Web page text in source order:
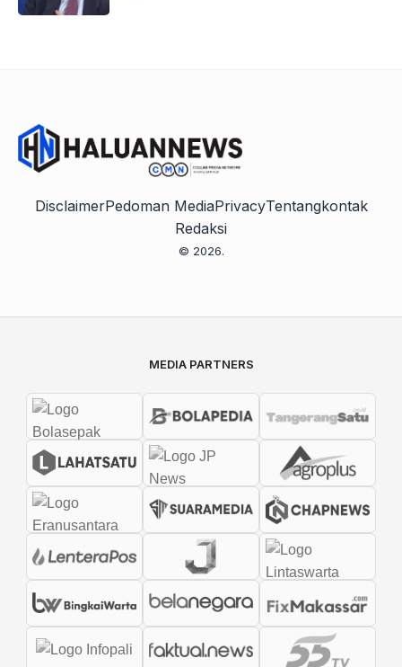
DisclaimerPedoman MediaPrivacyTentangkontak
Redaksi
© 2026.
MEDIA PARTNERS